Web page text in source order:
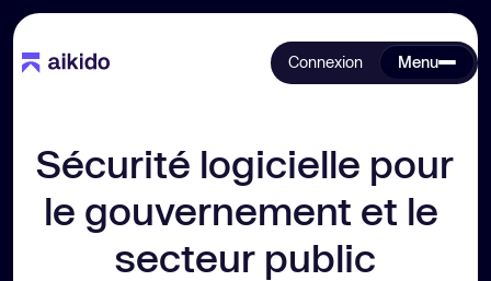
Connexion Menu
Sécurité logicielle pour
le gouvernement et le
secteur public